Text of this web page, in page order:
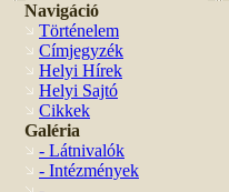
Navigáció
Történelem
Címjegyzék
Helyi Hírek
Helyi Sajtó
Cikkek
Galéria
- Látnivalók
- Intézmények